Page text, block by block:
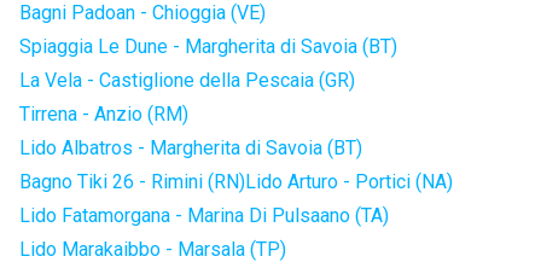
Bagni Padoan - Chioggia (VE)
Spiaggia Le Dune - Margherita di Savoia (BT)
La Vela - Castiglione della Pescaia (GR)
Tirrena - Anzio (RM)
Lido Albatros - Margherita di Savoia (BT)
Bagno Tiki 26 - Rimini (RN)Lido Arturo - Portici (NA)
Lido Fatamorgana - Marina Di Pulsaano (TA)
Lido Marakaibbo - Marsala (TP)